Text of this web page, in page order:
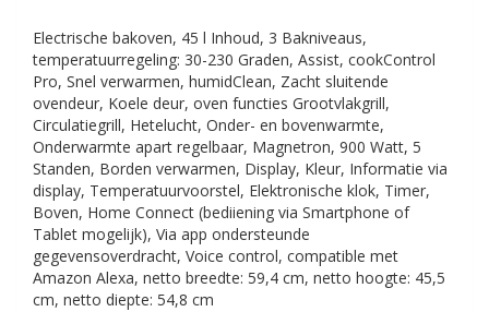
Electrische bakoven, 45 l Inhoud, 3 Bakniveaus,
temperatuurregeling: 30-230 Graden, Assist, cookControl
Pro, Snel verwarmen, humidClean, Zacht sluitende
ovendeur, Koele deur, oven functies Grootvlakgrill,
Circulatiegrill, Hetelucht, Onder- en bovenwarmte,
Onderwarmte apart regelbaar, Magnetron, 900 Watt, 5
Standen, Borden verwarmen, Display, Kleur, Informatie via
display, Temperatuurvoorstel, Elektronische klok, Timer,
Boven, Home Connect (bediiening via Smartphone of
Tablet mogelijk), Via app ondersteunde
gegevensoverdracht, Voice control, compatible met
Amazon Alexa, netto breedte: 59,4 cm, netto hoogte: 45,5
cm, netto diepte: 54,8 cm